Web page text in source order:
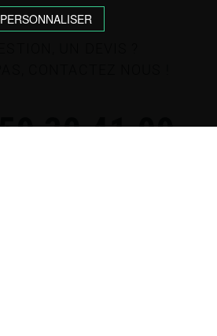
30 41 09
PERSONNALISER